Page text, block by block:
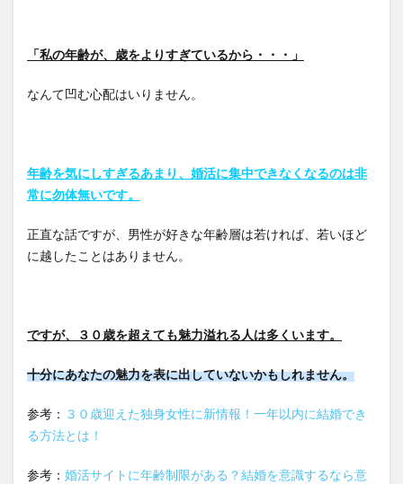
「私の年齢が、歳をよりすぎているから・・・」
なんて凹む心配はいりません。
年齢を気にしすぎるあまり、婚活に集中できなくなるのは非
常に勿体無いです。
正直な話ですが、男性が好きな年齢層は若ければ、若いほど
に越したことはありません。
ですが、３０歳を超えても魅力溢れる人は多くいます。
十分にあなたの魅力を表に出していないかもしれません。
参考： ３０歳迎えた独身女性に新情報！一年以内に結婚でき
る方法とは！
参考： 婚活サイトに年齢制限がある？結婚を意識するなら意